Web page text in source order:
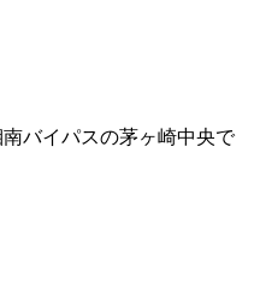
バイパスの茅ヶ崎中央で